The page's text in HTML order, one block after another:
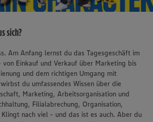
sich?
Am Anfang lernst du das Tagesgeschäft im
von Einkauf und Verkauf über Marketing bis
und dem richtigen Umgang mit
du umfassendes Wissen über die
Marketing, Arbeitsorganisation und
Filialabrechung, Organisation,
nach viel - und das ist es auch. Aber du